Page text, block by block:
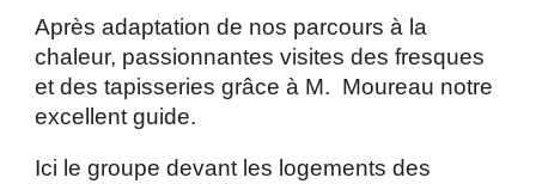
Après adaptation de nos parcours à la
chaleur, passionnantes visites des fresques
et des tapisseries grâce à M. Moureau notre
excellent guide.
Ici le groupe devant les logements des